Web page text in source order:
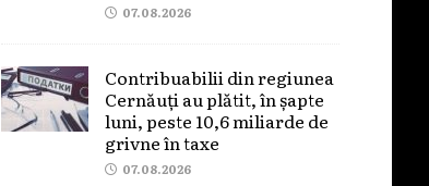
07.08.2026
Contribuabilii din regiunea
Cernăuți au plătit, în șapte
luni, peste 10,6 miliarde de
grivne în taxe
07.08.2026